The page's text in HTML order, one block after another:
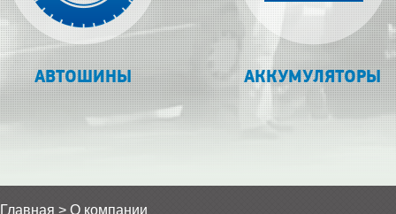
АВТОШИНЫ АККУМУЛЯТОРЫ
Главная > О компании